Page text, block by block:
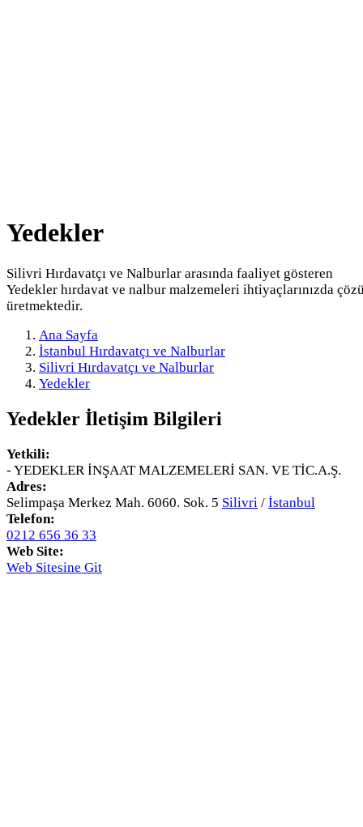
Yedekler
Silivri Hırdavatçı ve Nalburlar arasında faaliyet gösteren
Yedekler hırdavat ve nalbur malzemeleri ihtiyaçlarınızda
üretmektedir.
Ana Sayfa
İstanbul Hırdavatçı ve Nalburlar
Silivri Hırdavatçı ve Nalburlar
Yedekler
Yedekler İletişim Bilgileri
Yetkili:
- YEDEKLER İNŞAAT MALZEMELERİ SAN. VE TİC.A.Ş.
Adres:
Selimpaşa Merkez Mah. 6060. Sok. 5 Silivri / İstanbul
Telefon:
0212 656 36 33
Web Site:
Web Sitesine Git